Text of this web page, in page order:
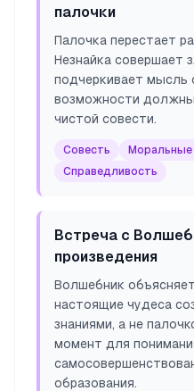
палочки
Палочка перестает
Незнайка совершает
подчеркивает мысль
возможности
чистой совести.
Совесть
Справедливость
Встреча с
произведения
Волшебник
настоящие чудеса
знаниями, а не
момент для
образования.